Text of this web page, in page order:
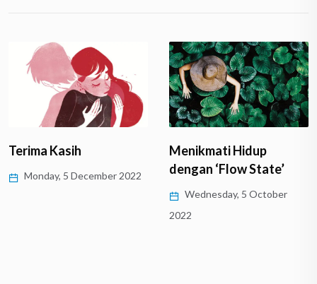
Terima Kasih
Monday, 5 December 2022
Menikmati Hidup
dengan ‘Flow State’
Wednesday, 5 October
2022